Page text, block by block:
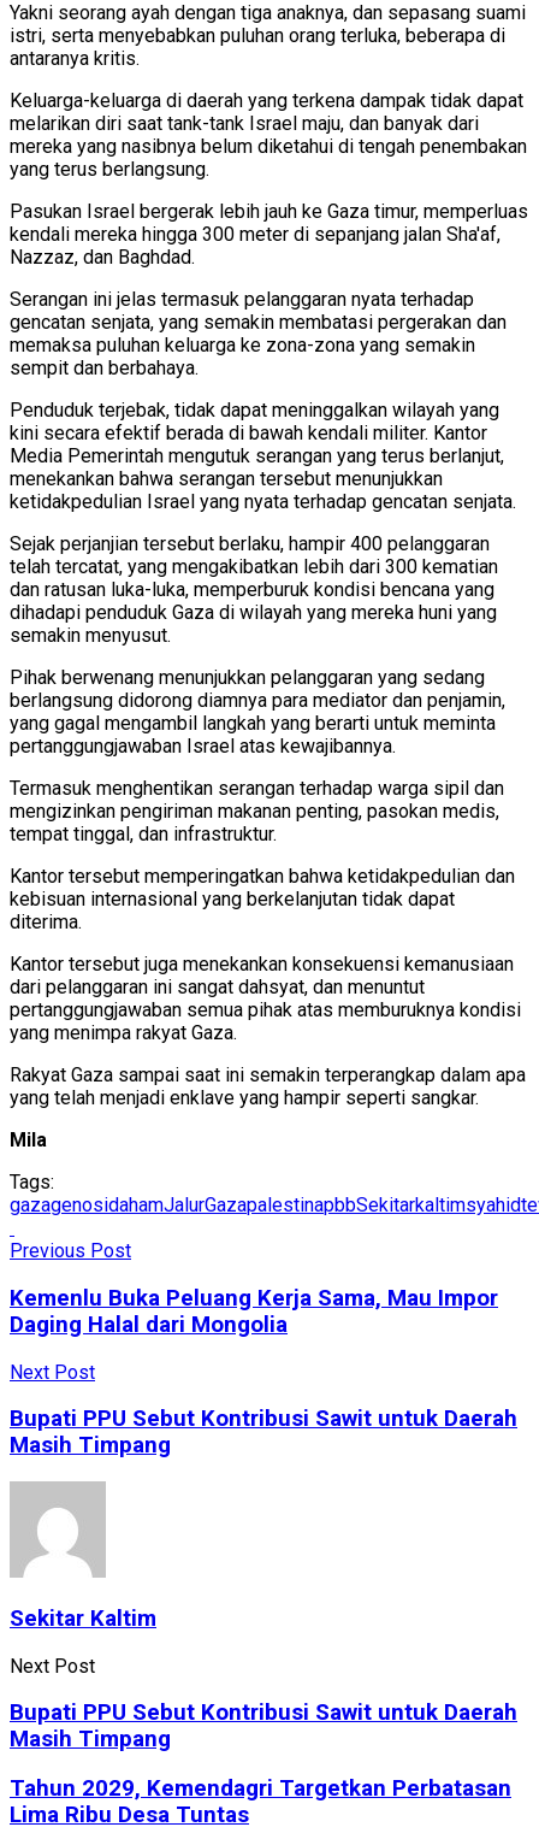
Yakni seorang ayah dengan tiga anaknya, dan sepasang suami
istri, serta menyebabkan puluhan orang terluka, beberapa di
antaranya kritis.
Keluarga-keluarga di daerah yang terkena dampak tidak dapat
melarikan diri saat tank-tank Israel maju, dan banyak dari
mereka yang nasibnya belum diketahui di tengah penembakan
yang terus berlangsung.
Pasukan Israel bergerak lebih jauh ke Gaza timur, memperluas
kendali mereka hingga 300 meter di sepanjang jalan Sha'af,
Nazzaz, dan Baghdad.
Serangan ini jelas termasuk pelanggaran nyata terhadap
gencatan senjata, yang semakin membatasi pergerakan dan
memaksa puluhan keluarga ke zona-zona yang semakin
sempit dan berbahaya.
Penduduk terjebak, tidak dapat meninggalkan wilayah yang
kini secara efektif berada di bawah kendali militer. Kantor
Media Pemerintah mengutuk serangan yang terus berlanjut,
menekankan bahwa serangan tersebut menunjukkan
ketidakpedulian Israel yang nyata terhadap gencatan senjata.
Sejak perjanjian tersebut berlaku, hampir 400 pelanggaran
telah tercatat, yang mengakibatkan lebih dari 300 kematian
dan ratusan luka-luka, memperburuk kondisi bencana yang
dihadapi penduduk Gaza di wilayah yang mereka huni yang
semakin menyusut.
Pihak berwenang menunjukkan pelanggaran yang sedang
berlangsung didorong diamnya para mediator dan penjamin,
yang gagal mengambil langkah yang berarti untuk meminta
pertanggungjawaban Israel atas kewajibannya.
Termasuk menghentikan serangan terhadap warga sipil dan
mengizinkan pengiriman makanan penting, pasokan medis,
tempat tinggal, dan infrastruktur.
Kantor tersebut memperingatkan bahwa ketidakpedulian dan
kebisuan internasional yang berkelanjutan tidak dapat
diterima.
Kantor tersebut juga menekankan konsekuensi kemanusiaan
dari pelanggaran ini sangat dahsyat, dan menuntut
pertanggungjawaban semua pihak atas memburuknya kondisi
yang menimpa rakyat Gaza.
Rakyat Gaza sampai saat ini semakin terperangkap dalam apa
yang telah menjadi enklave yang hampir seperti sangkar.
Mila
Tags:
gazagenosidahamJalurGazapalestinapbbSekitarkaltimsyahid
Previous Post
Kemenlu Buka Peluang Kerja Sama, Mau Impor
Daging Halal dari Mongolia
Next Post
Bupati PPU Sebut Kontribusi Sawit untuk Daerah
Masih Timpang
Sekitar Kaltim
Next Post
Bupati PPU Sebut Kontribusi Sawit untuk Daerah
Masih Timpang
Tahun 2029, Kemendagri Targetkan Perbatasan
Lima Ribu Desa Tuntas